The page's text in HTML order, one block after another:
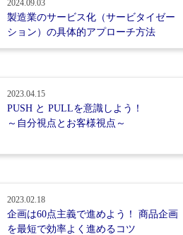
2024.09.03
製造業のサービス化（サービタイゼー
ション）の具体的アプローチ方法
2023.04.15
PUSH と PULLを意識しよう！
～自分視点とお客様視点～
2023.02.18
企画は60点主義で進めよう！ 商品企画
を最短で効率よく進めるコツ